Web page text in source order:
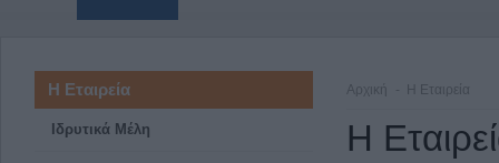
Η Εταιρεία
Ιδρυτικά Μέλη
Αρχική Η Εταιρεία
Η